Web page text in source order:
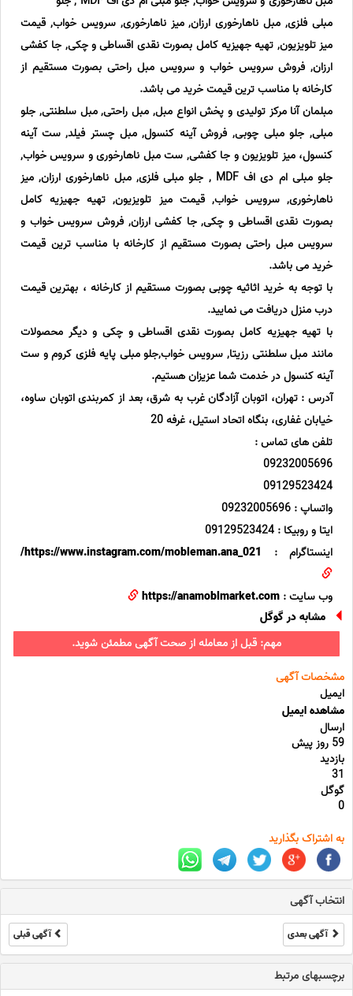
مبلی فلزی, مبل ناهارخوری ارزان, میز ناهارخوری, سرویس خواب, قیمت
میز تلویزیون, تهیه جهیزیه کامل بصورت نقدی اقساطی و چکی, جا کفشی
ارزان, فروش سرویس خواب و سرویس مبل راحتی بصورت مستقیم از
کارخانه با مناسب ترین قیمت خرید می باشد.
مبلمان آنا مرکز تولیدی و پخش انواع مبل, مبل راحتی, مبل سلطنتی, جلو
مبلی, جلو مبلی چوبی, فروش آینه کنسول, مبل چستر فیلد, ست آینه
کنسول، میز تلویزیون و جا کفشی, ست مبل ناهارخوری و سرویس خواب,
جلو مبلی ام دی اف MDF , جلو مبلی فلزی, مبل ناهارخوری ارزان, میز
ناهارخوری, سرویس خواب, قیمت میز تلویزیون, تهیه جهیزیه کامل
بصورت نقدی اقساطی و چکی, جا کفشی ارزان, فروش سرویس خواب و
سرویس مبل راحتی بصورت مستقیم از کارخانه با مناسب ترین قیمت
خرید می باشد.
با توجه به خرید اثاثیه چوبی بصورت مستقیم از کارخانه ، بهترین قیمت
درب منزل دریافت می نمایید.
با تهیه جهیزیه کامل بصورت نقدی اقساطی و چکی و دیگر محصولات
مانند مبل سلطنتی رزیتا, سرویس خواب,جلو مبلی پایه فلزی کروم و ست
آینه کنسول در خدمت شما عزیزان هستیم.
آدرس : تهران، اتوبان آزادگان غرب به شرق، بعد از کمربندی اتوبان ساوه،
خیابان غفاری، بنگاه اتحاد استیل، غرفه 20
تلفن های تماس :
09232005696
09129523424
واتساپ : 09232005696
ایتا و روبیکا : 09129523424
اینستاگرام : https://www.instagram.com/mobleman.ana_021/
وب سایت : https://anamoblmarket.com
مشابه در گوگل
مهم: قبل از معامله از صحت آگهی مطمئن شوید.
مشخصات آگهی
ایمیل
مشاهده ایمیل
ارسال
59 روز پیش
بازدید
31
گوگل
0
به اشتراک بگذارید
انتخاب آگهی
آگهی بعدی آگهی قبلی
برچسبهای مرتبط